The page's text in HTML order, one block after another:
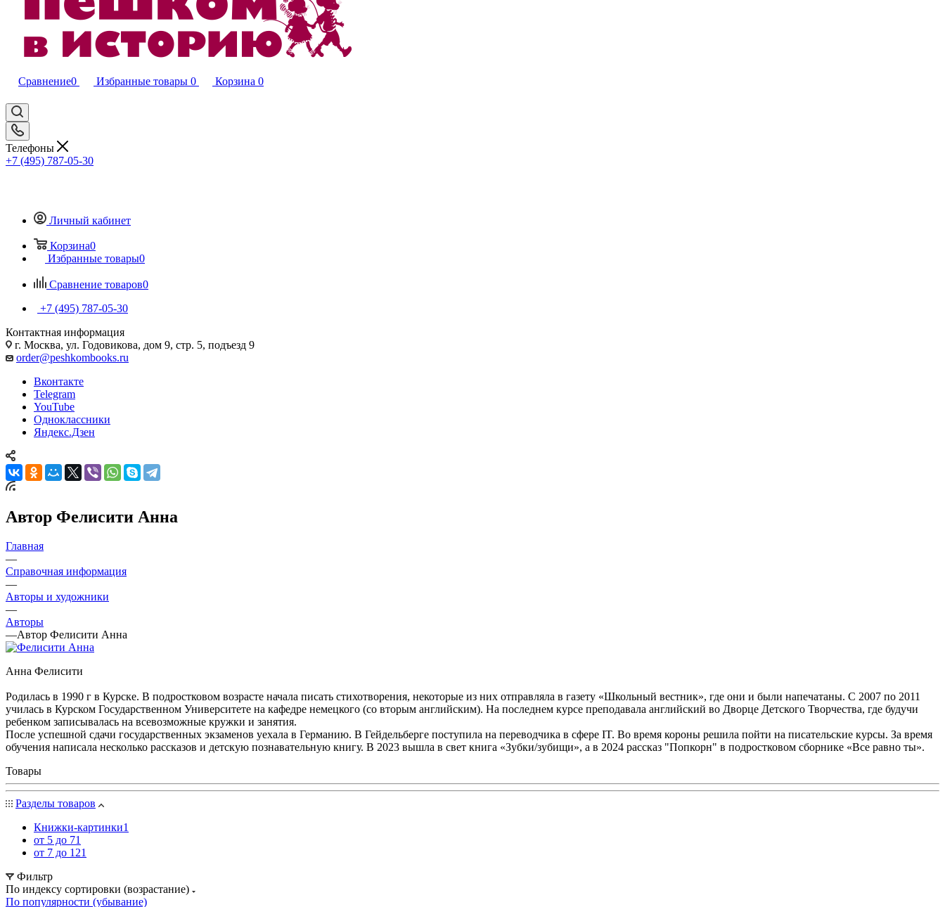
Сравнение0 Избранные товары 0 Корзина 0
Телефоны
+7 (495) 787-05-30
Личный кабинет
Корзина0
Избранные товары0
Сравнение товаров0
+7 (495) 787-05-30
Контактная информация
г. Москва, ул. Годовикова, дом 9, стр. 5, подъезд 9
order@peshkombooks.ru
Вконтакте
Telegram
YouTube
Одноклассники
Яндекс.Дзен
Автор Фелисити Анна
Главная
—
Справочная информация
—
Авторы и художники
—
Авторы
—Автор Фелисити Анна
Анна Фелисити
Родилась в 1990 г в Курске. В подростковом возрасте начала писать стихотворения, некоторые из них отправляла в газету «Школьный вестник», где они и были напечатаны. С 2007 по 2011
училась в Курском Государственном Университете на кафедре немецкого (со вторым английским). На последнем курсе преподавала английский во Дворце Детского Творчества, где будучи
ребенком записывалась на всевозможные кружки и занятия.
После успешной сдачи государственных экзаменов уехала в Германию. В Гейдельберге поступила на переводчика в сфере IT. Во время короны решила пойти на писательские курсы. За время
обучения написала несколько рассказов и детскую познавательную книгу. В 2023 вышла в свет книга «Зубки/зубищи», а в 2024 рассказ "Попкорн" в подростковом сборнике «Все равно ты».
Товары
Разделы товаров
Книжки-картинки1
от 5 до 71
от 7 до 121
Фильтр
По индексу сортировки (возрастание)
По популярности (убывание)